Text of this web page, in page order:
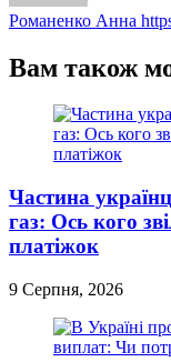
Романенко Анна
Вам також
Частина
газ: Ось кого
платіжок
9 Серпня, 2026